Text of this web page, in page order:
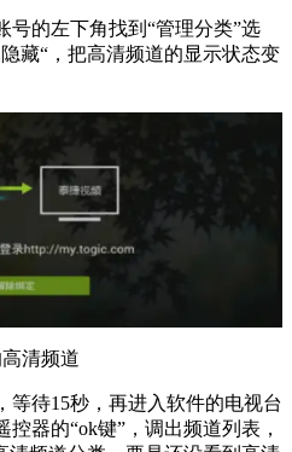
号的左下角找到“管理分类”选
藏“，把高清频道的显示状态变
清频道
等待15秒，再进入软件的电视台
器的“ok键”，调出频道列表，